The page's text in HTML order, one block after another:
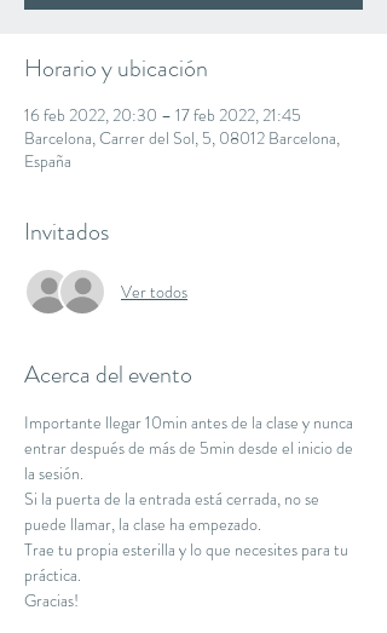
Horario y ubicación
16 feb 2022, 20:30 – 17 feb 2022, 21:45
Barcelona, Carrer del Sol, 5, 08012 Barcelona,
España
Invitados
Ver todos
Acerca del evento
Importante llegar 10min antes de la clase y nunca
entrar después de más de 5min desde el inicio de
la sesión.
Si la puerta de la entrada está cerrada, no se
puede llamar, la clase ha empezado.
Trae tu propia esterilla y lo que necesites para tu
práctica.
Gracias!